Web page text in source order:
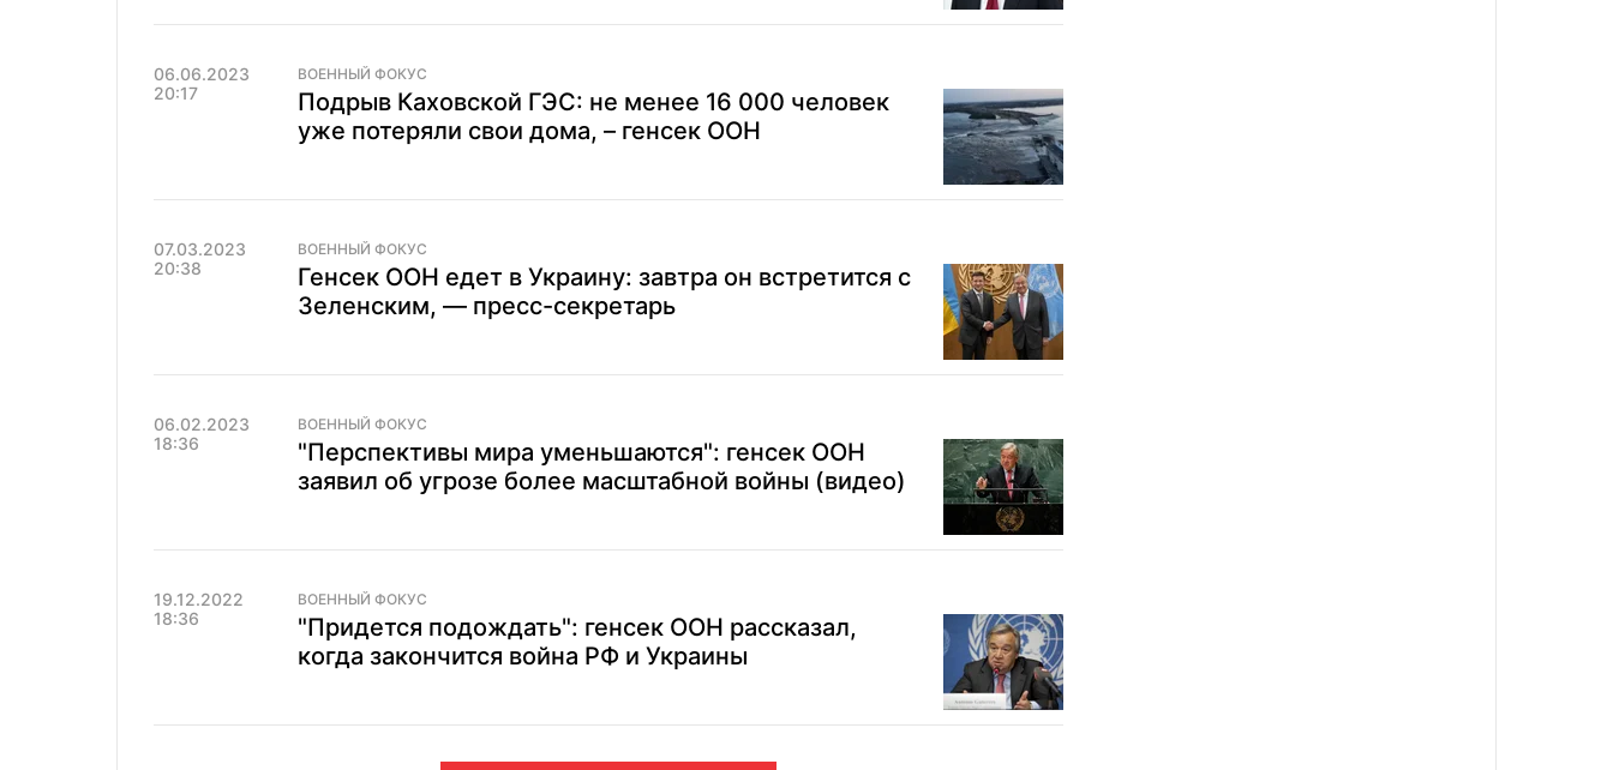
06.06.2023
20:17
ВОЕННЫЙ ФОКУС
Подрыв Каховской ГЭС: не менее 16 000 человек
уже потеряли свои дома, – генсек ООН
07.03.2023
20:38
ВОЕННЫЙ ФОКУС
Генсек ООН едет в Украину: завтра он встретится с
Зеленским, — пресс-секретарь
06.02.2023
18:36
ВОЕННЫЙ ФОКУС
"Перспективы мира уменьшаются": генсек ООН
заявил об угрозе более масштабной войны (видео)
19.12.2022
18:36
ВОЕННЫЙ ФОКУС
"Придется подождать": генсек ООН рассказал,
когда закончится война РФ и Украины